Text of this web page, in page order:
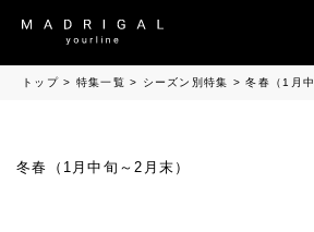
トップ> 特集一覧 > シーズン別特集 >冬春（1月
冬春（1月中旬～2月末）